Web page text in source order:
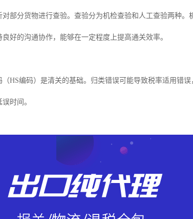
对部分货物进行查验。查验分为机检查验和人工查验两种
好的沟通协作，能够在一定程度上提高通关效率。
（HS编码）是清关的基础。归类错误可能导致税率适用错
时间。